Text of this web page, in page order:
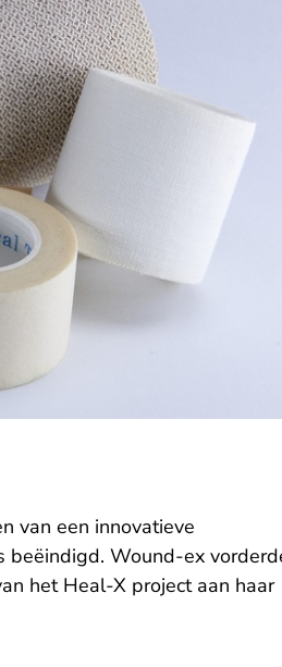
van een innovatieve
beëindigd. Wound-ex
het Heal-X project aan haar